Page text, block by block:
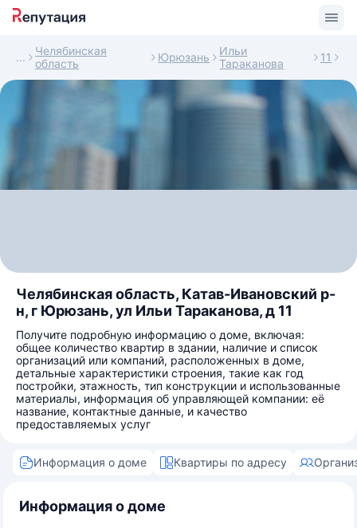
Челябинская
область
Юрюзань
Ильи
Тараканова
11
Челябинская область, Катав-Ивановский р-
н, г Юрюзань, ул Ильи Тараканова, д 11
Получите подробную информацию о доме, включая:
общее количество квартир в здании, наличие и список
организаций или компаний, расположенных в доме,
детальные характеристики строения, такие как год
постройки, этажность, тип конструкции и использованные
материалы, информация об управляющей компании: её
название, контактные данные, и качество
предоставляемых услуг
Информация о доме Квартиры по адресу
Информация о доме